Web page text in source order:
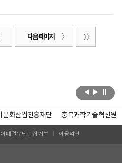
다음 페이지
문화산업진흥재단 충북과학기술혁신원
이메일무단수집거부 이용약관